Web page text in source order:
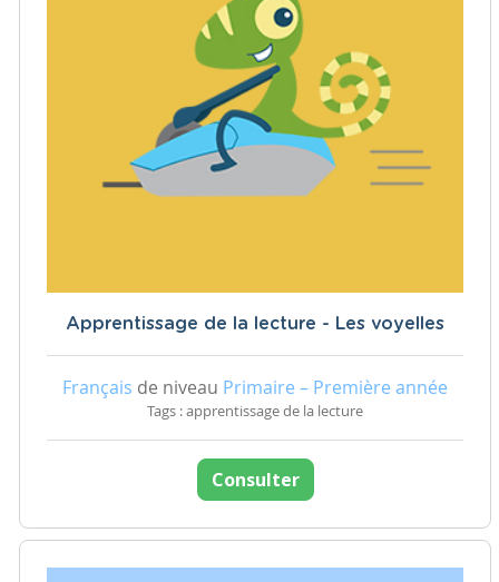
Apprentissage de la lecture - Les voyelles
Français de niveau Primaire – Première année
Tags : apprentissage de la lecture
Consulter